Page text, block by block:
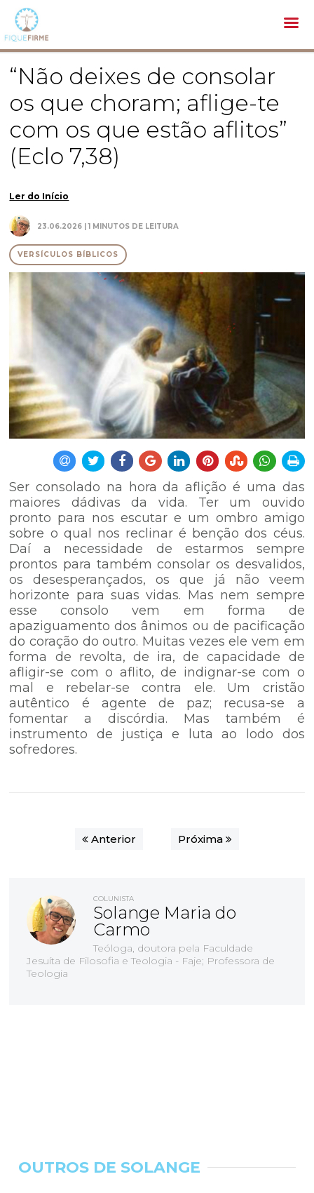
Bíblia /
“Não deixes de consolar os que choram; aflige-te com os que estão aflitos” (Eclo
7,38)
“Não deixes de consolar
os que choram; aflige-te
com os que estão aflitos”
(Eclo 7,38)
Ler do Início
23.06.2026 | 1 MINUTOS DE LEITURA
VERSÍCULOS BÍBLICOS
Ser consolado na hora da aflição é uma das
maiores dádivas da vida. Ter um ouvido
pronto para nos escutar e um ombro amigo
sobre o qual nos reclinar é benção dos céus.
Daí a necessidade de estarmos sempre
prontos para também consolar os desvalidos,
os desesperançados, os que já não veem
horizonte para suas vidas. Mas nem sempre
esse consolo vem em forma de
apaziguamento dos ânimos ou de pacificação
do coração do outro. Muitas vezes ele vem em
forma de revolta, de ira, de capacidade de
afligir-se com o aflito, de indignar-se com o
mal e rebelar-se contra ele. Um cristão
autêntico é agente de paz; recusa-se a
fomentar a discórdia. Mas também é
instrumento de justiça e luta ao lodo dos
sofredores.
Anterior Próxima
COLUNISTA
Solange Maria do
Carmo
Teóloga, doutora pela Faculdade
Jesuíta de Filosofia e Teologia - Faje; Professora de
Teologia
OUTROS DE SOLANGE